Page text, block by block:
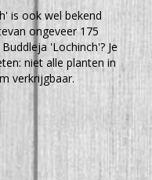
is ook wel bekend
ongeveer 175
'Lochinch'? Je
niet alle planten in
verkrijgbaar.